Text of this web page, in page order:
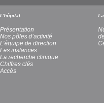
L'hôpital
Présentation
Nos pôles d’activité
L’équipe de direction
Les instances
La recherche clinique
Chiffres clés
Accès